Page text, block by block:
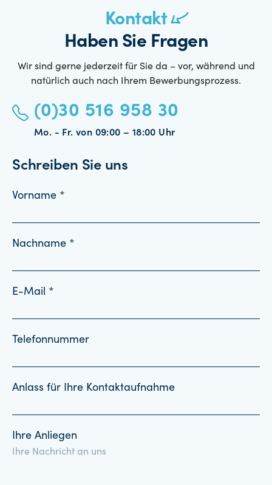
Kontakt
Haben Sie Fragen
Wir sind gerne jederzeit für Sie da – vor, während und
natürlich auch nach Ihrem Bewerbungsprozess.
(0)30 516 958 30
Mo. - Fr. von 09:00 – 18:00 Uhr
Schreiben Sie uns
Vorname *
Nachname *
E-Mail *
Telefonnummer
Anlass für Ihre Kontaktaufnahme
Ihre Anliegen